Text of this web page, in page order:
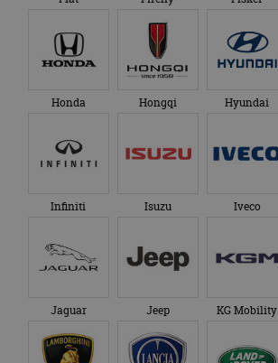
Honda Hongqi Hyundai
Infiniti Isuzu Iveco
Jaguar Jeep KG Mobility